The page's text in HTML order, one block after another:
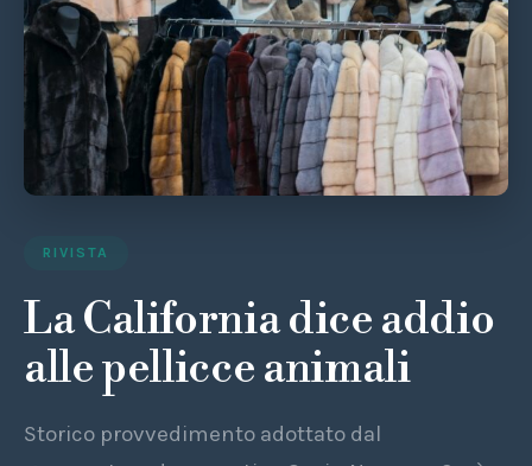
RIVISTA
La California dice addio
alle pellicce animali
Storico provvedimento adottato dal